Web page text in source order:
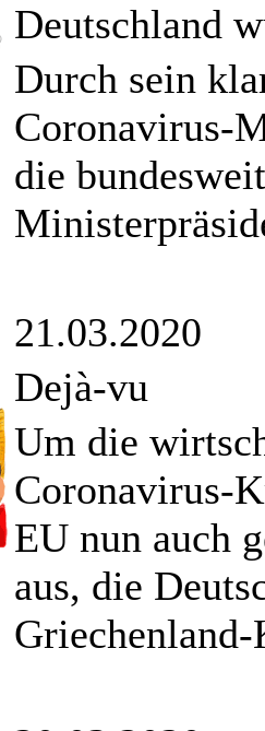
Deutschland
Durch sein
Coronavirus-
die
21.03.2020
Dejà-vu
Um die
Coronavirus-
EU nun auch
aus, die